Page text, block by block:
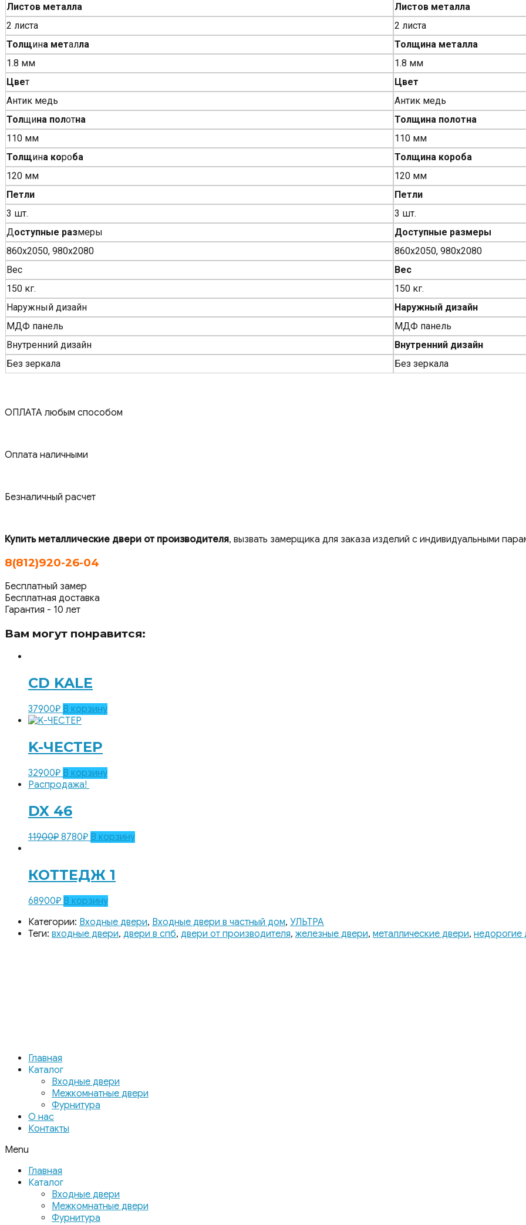
Листов металла
Листов металла
2 листа
2 листа
Толщина металла
Толщина металла
1.8 мм
1.8 мм
Цвет
Цвет
Антик медь
Антик медь
Толщина полотна
Толщина полотна
110 мм
110 мм
Толщина короба
Толщина короба
120 мм
120 мм
Петли
Петли
3 шт.
3 шт.
Доступные размеры
Доступные размеры
860х2050, 980х2080
860х2050, 980х2080
Вес
Вес
150 кг.
150 кг.
Наружный дизайн
Наружный дизайн
МДФ панель
МДФ панель
Внутренний дизайн
Внутренний дизайн
Без зеркала
Без зеркала
ОПЛАТА любым способом
Оплата наличными
Безналичный расчет
Купить металлические двери от производителя, вызвать замерщика для заказа изделий с индивидуальными
8(812)920-26-04
Бесплатный замер
Бесплатная доставка
Гарантия - 10 лет
Вам могут понравится:
CD KALE
37900₽ В корзину
K-ЧЕСТЕР
32900₽ В корзину
Распродажа!
DX 46
11900₽ 8780₽ В корзину
КОТТЕДЖ 1
68900₽ В корзину
Категории: Входные двери, Входные двери в частный дом, УЛЬТРА
Теги: входные двери, двери в спб, двери от производителя, железные двери, металлические двери, недорогие
Главная
Каталог
Входные двери
Межкомнатные двери
Фурнитура
О нас
Контакты
Menu
Главная
Каталог
Входные двери
Межкомнатные двери
Фурнитура